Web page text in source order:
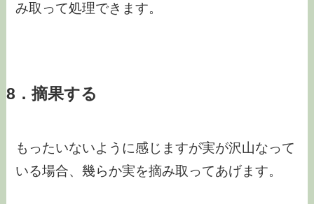
み取って処理できます。
8．摘果する
もったいないように感じますが実が沢山なって
いる場合、幾らか実を摘み取ってあげます。